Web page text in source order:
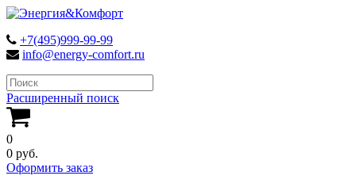
+7(495)999-99-99
info@energy-comfort.ru
Расширенный поиск
0
0 руб.
Оформить заказ